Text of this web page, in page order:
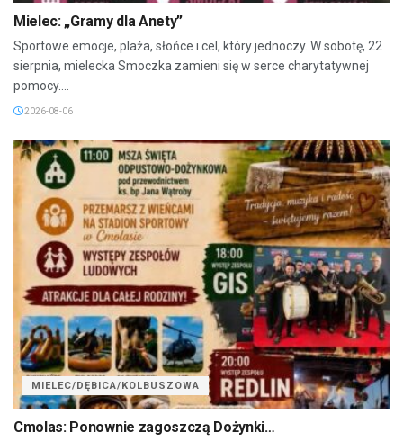
Mielec: „Gramy dla Anety”
Sportowe emocje, plaża, słońce i cel, który jednoczy. W sobotę, 22
sierpnia, mielecka Smoczka zamieni się w serce charytatywnej
pomocy....
2026-08-06
MIELEC/DĘBICA/KOLBUSZOWA
Cmolas: Ponownie zagoszczą Dożynki…